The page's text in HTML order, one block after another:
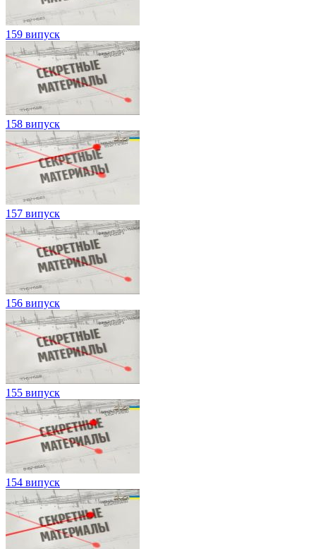
159 випуск
158 випуск
157 випуск
156 випуск
155 випуск
154 випуск